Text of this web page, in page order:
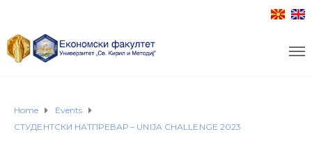
Home
Events
СТУДЕНТСКИ НАТПРЕВАР – UNIJA CHALLENGE 2023